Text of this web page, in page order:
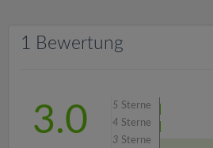
1 Bewertung
3.0 5 Sterne
4 Sterne
3 Sterne